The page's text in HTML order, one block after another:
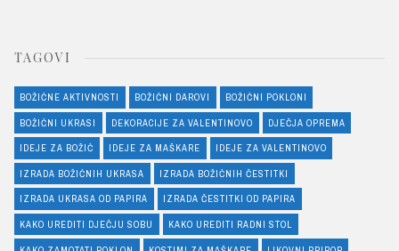
TAGOVI
BOŽIĆNE AKTIVNOSTI BOŽIĆNI DAROVI BOŽIĆNI POKLONI
BOŽIĆNI UKRASI DEKORACIJE ZA VALENTINOVO DJEČJA OPREMA
IDEJE ZA BOŽIĆ IDEJE ZA MAŠKARE IDEJE ZA VALENTINOVO
IZRADA BOŽIĆNIH UKRASA IZRADA BOŽIĆNIH ČESTITKI
IZRADA UKRASA OD PAPIRA IZRADA ČESTITKI OD PAPIRA
KAKO UREDITI DJEČJU SOBU KAKO UREDITI RADNI STOL